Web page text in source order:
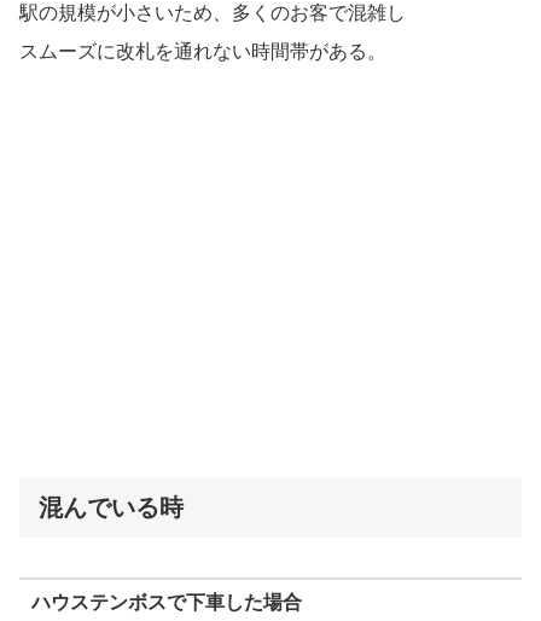
駅の規模が小さいため、多くのお客で混雑し
スムーズに改札を通れない時間帯がある。
混んでいる時
ハウステンボスで下車した場合